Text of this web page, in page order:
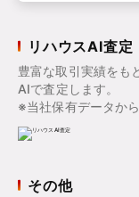
リハウスAI査定
豊富な取引実績をも
AIで査定します。
※当社保有データか
その他